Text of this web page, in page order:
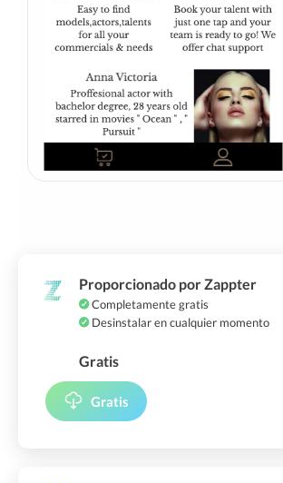
Proporcionado por Zappter
Completamente gratis
Desinstalar en cualquier momento
Gratis
Gratis